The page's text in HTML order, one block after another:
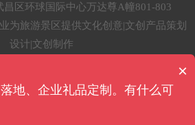
区环球国际中心万达尊A幢801-803
为旅游景区提供文化创意|文创产品策划
设计|文创制作
×
地、企业礼品定制。有什么可